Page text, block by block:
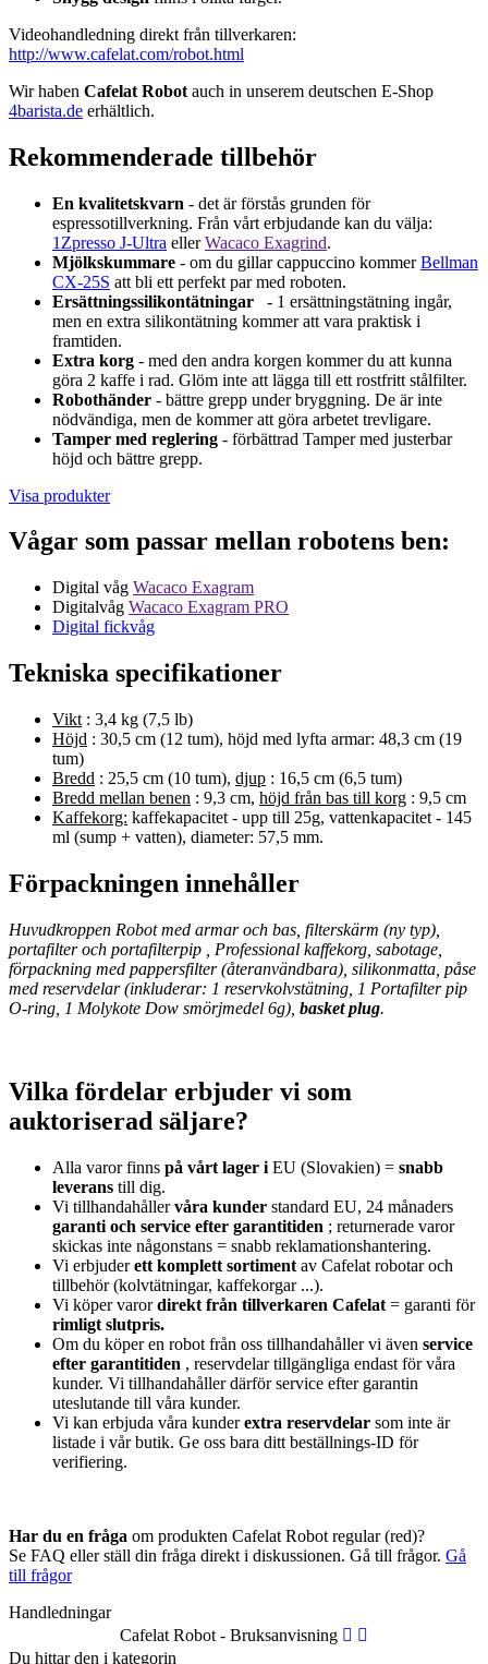
Videohandledning direkt från tillverkaren:
http://www.cafelat.com/robot.html
Wir haben Cafelat Robot auch in unserem deutschen E-Shop
4barista.de erhältlich.
Rekommenderade tillbehör
En kvalitetskvarn - det är förstås grunden för
espressotillverkning. Från vårt erbjudande kan du välja:
1Zpresso J-Ultra ellerWacaco Exagrind.
Mjölkskummare - om du gillar cappuccino kommerBellman
CX-25S att bli ett perfekt par med roboten.
Ersättningssilikontätningar
- 1 ersättningstätning ingår,
men en extra silikontätning kommer att vara praktisk i
framtiden.
Extra korg - med den andra korgen kommer du att kunna
göra 2 kaffe i rad. Glöm inte att lägga till ett rostfritt stålfilter.
Robothänder - bättre grepp under bryggning. De är inte
nödvändiga, men de kommer att göra arbetet trevligare.
Tamper med reglering - förbättrad Tamper med justerbar
höjd och bättre grepp.
Visa produkter
Vågar som passar mellan robotens ben:
Digital våg Wacaco Exagram
Digitalvåg Wacaco Exagram PRO
Digital fickvåg
Tekniska specifikationer
Vikt : 3,4 kg (7,5 lb)
Höjd : 30,5 cm (12 tum), höjd med lyfta armar: 48,3 cm (19
tum)
Bredd : 25,5 cm (10 tum), djup : 16,5 cm (6,5 tum)
Bredd mellan benen : 9,3 cm, höjd från bas till korg : 9,5 cm
Kaffekorg: kaffekapacitet - upp till 25g, vattenkapacitet - 145
ml (sump + vatten), diameter: 57,5 mm.
Förpackningen innehåller
Huvudkroppen Robot med armar och bas, filterskärm (ny typ),
portafilter och portafilterpip
, Professional kaffekorg, sabotage,
förpackning med pappersfilter (återanvändbara), silikonmatta, påse
med reservdelar (inkluderar: 1 reservkolvstätning, 1 Portafilter pip
O-ring, 1 Molykote Dow smörjmedel 6g), basket plug.
Vilka fördelar erbjuder vi som
auktoriserad säljare?
Alla varor finns på vårt lager i EU (Slovakien) = snabb
leverans till dig.
Vi tillhandahållervåra kunder standard EU, 24 månaders
garanti och service efter garantitiden ; returnerade varor
skickas inte någonstans = snabb reklamationshantering.
Vi erbjuderett komplett sortiment av Cafelat robotar och
tillbehör (kolvtätningar, kaffekorgar ...).
Vi köper varordirekt från tillverkaren Cafelat = garanti för
rimligt slutpris.
Om du köper en robot från oss tillhandahåller vi även service
efter garantitiden , reservdelar tillgängliga endast för våra
kunder. Vi tillhandahåller därför service efter garantin
uteslutande till våra kunder.
Vi kan erbjuda våra kunderextra reservdelar som inte är
listade i vår butik. Ge oss bara ditt beställnings-ID för
verifiering.
Har du en fråga om produkten Cafelat Robot regular (red)?
Se FAQ eller ställ din fråga direkt i diskussionen. Gå till frågor. Gå
till frågor
Handledningar
Cafelat Robot - Bruksanvisning
Du hittar den i kategorin